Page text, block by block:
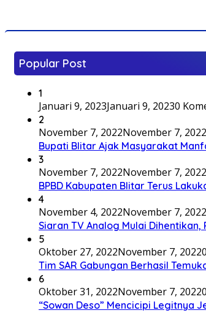
Popular Post
1
Januari 9, 2023Januari 9, 20230
2
November 7, 2022November 7, 2022
Bupati Blitar Ajak Masyarakat
3
November 7, 2022November 7, 2022
BPBD Kabupaten Blitar Terus
4
November 4, 2022November 7, 2022
Siaran TV Analog Mulai
5
Oktober 27, 2022November 7, 2022
Tim SAR Gabungan Berhasil
6
Oktober 31, 2022November 7, 2022
“Sowan Deso” Mencicipi Legitnya